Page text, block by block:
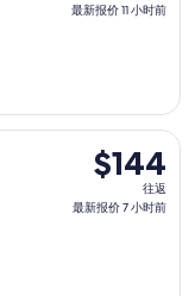
返,
价
小
前
最新报价 11 小时前
$144
往
返,
$144
往返
最新报价 7 小时前
五）从圣何塞前往